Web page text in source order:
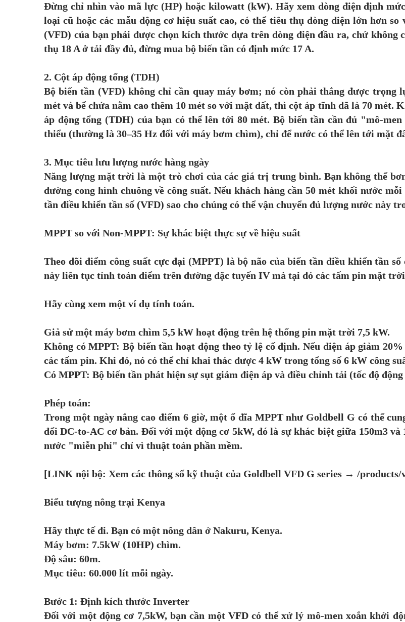
Đừng chỉ nhìn vào mã lực (HP) hoặc kilowatt (kW). Hãy xem dòng điện định
loại cũ hoặc các mẫu động cơ hiệu suất cao, có thể tiêu thụ dòng điện lớn hơn
(VFD) của bạn phải được chọn kích thước dựa trên dòng điện đầu ra, chứ không
thụ 18 A ở tải đầy đủ, đừng mua bộ biến tần có định mức 17 A.
2. Cột áp động tổng (TDH)
Bộ biến tần (VFD) không chỉ cần quay máy bơm; nó còn phải thắng được trọng
mét và bể chứa nằm cao thêm 10 mét so với mặt đất, thì cột áp tĩnh đã là 70 mét.
áp động tổng (TDH) của bạn có thể lên tới 80 mét. Bộ biến tần cần đủ "mô-
thiểu (thường là 30–35 Hz đối với máy bơm chìm), chỉ để nước có thể lên tới mặt
3. Mục tiêu lưu lượng nước hàng ngày
Năng lượng mặt trời là một trò chơi của các giá trị trung bình. Bạn không thể
đường cong hình chuông về công suất. Nếu khách hàng cần 50 mét khối nước
tần điều khiển tần số (VFD) sao cho chúng có thể vận chuyển đủ lượng nước này
MPPT so với Non-MPPT: Sự khác biệt thực sự về hiệu suất
Theo dõi điểm công suất cực đại (MPPT) là bộ não của biến tần điều khiển tần
này liên tục tính toán điểm trên đường đặc tuyến IV mà tại đó các tấm pin mặt
Hãy cùng xem một ví dụ tính toán.
Giả sử một máy bơm chìm 5,5 kW hoạt động trên hệ thống pin mặt trời 7,5 kW.
Không có MPPT: Bộ biến tần hoạt động theo tỷ lệ cố định. Nếu điện áp giảm
các tấm pin. Khi đó, nó có thể chỉ khai thác được 4 kW trong tổng số 6 kW công
Có MPPT: Bộ biến tần phát hiện sự sụt giảm điện áp và điều chỉnh tải (tốc độ
Phép toán:
Trong một ngày nắng cao điểm 6 giờ, một ổ đĩa MPPT như Goldbell G có thể
đổi DC-to-AC cơ bản. Đối với một động cơ 5kW, đó là sự khác biệt giữa 150m3
nước "miễn phí" chỉ vì thuật toán phần mềm.
[LINK nội bộ: Xem các thông số kỹ thuật của Goldbell VFD G series → /products/
Biểu tượng nông trại Kenya
Hãy thực tế đi. Bạn có một nông dân ở Nakuru, Kenya.
Máy bơm: 7.5kW (10HP) chìm.
Độ sâu: 60m.
Mục tiêu: 60.000 lít mỗi ngày.
Bước 1: Định kích thước Inverter
Đối với một động cơ 7,5kW, bạn cần một VFD có thể xử lý mô-men xoắn khởi